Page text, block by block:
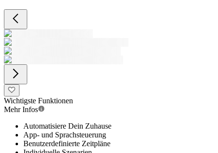
Wichtigste Funktionen
Mehr Infos
Automatisiere Dein Zuhause
App- und Sprachsteuerung
Benutzerdefinierte Zeitpläne